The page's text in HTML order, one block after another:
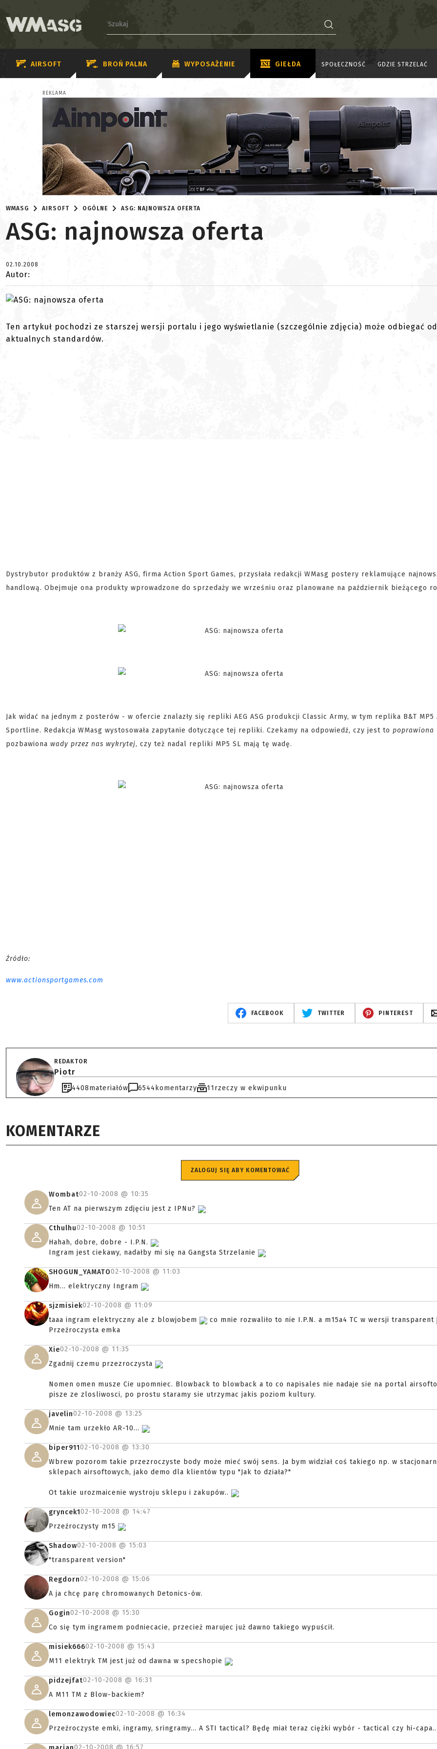
AIRSOFT BROŃ PALNA WYPOSAŻENIE GIEŁDA SPOŁECZNOŚĆ GDZIE STRZELAĆ
REKLAMA
WMASG AIRSOFT OGÓLNE ASG: NAJNOWSZA OFERTA
ASG: najnowsza oferta
02.10.2008
Autor:
Ten artykuł pochodzi ze starszej wersji portalu i jego wyświetlanie (szczególnie zdjęcia) może odbiegać od
aktualnych standardów.
Dystrybutor produktów z branży ASG, firma Action Sport Games, przysłała redakcji WMasg postery reklamujące
handlową. Obejmuje ona produkty wprowadzone do sprzedaży we wrześniu oraz planowane na październik bieżącego
Jak widać na jednym z posterów - w ofercie znalazły się repliki AEG ASG produkcji Classic Army, w tym replika B&T MP5
Sportline. Redakcja WMasg wystosowała zapytanie dotyczące tej repliki. Czekamy na odpowiedź, czy jest to poprawiona
pozbawiona wady przez nas wykrytej, czy też nadal repliki MP5 SL mają tę wadę.
Źródło:
www.actionsportgames.com
FACEBOOK TWITTER PINTEREST
REDAKTOR
Piotr
4408materiałów 6544 komentarzy 11rzeczy w ekwipunku
KOMENTARZE
ZALOGUJ SIĘ ABY KOMENTOWAĆ
Wombat02-10-2008 @ 10:35
Ten AT na pierwszym zdjęciu jest z IPNu?
Cthulhu02-10-2008 @ 10:51
Hahah, dobre, dobre - I.P.N.
Ingram jest ciekawy, nadałby mi się na Gangsta Strzelanie
SHOGUN_YAMATO02-10-2008 @ 11:03
Hm... elektryczny Ingram
sjzmisiek02-10-2008 @ 11:09
taaa ingram elektryczny ale z blowjobem
co mnie rozwaliło to nie I.P.N. a m15a4 TC w wersji transparent
Przeźroczysta emka
Xie02-10-2008 @ 11:35
Zgadnij czemu przezroczysta
Nomen omen musze Cie upomniec. Blowback to blowback a to co napisales nie nadaje sie na portal
pisze ze zlosliwosci, po prostu staramy sie utrzymac jakis poziom kultury.
javelin02-10-2008 @ 13:25
Mnie tam urzekło AR-10...
biper91102-10-2008 @ 13:30
Wbrew pozorom takie przezroczyste body może mieć swój sens. Ja bym widział coś takiego np. w
sklepach airsoftowych, jako demo dla klientów typu "Jak to działa?"
Ot takie urozmaicenie wystroju sklepu i zakupów..
gryncek102-10-2008 @ 14:47
Przeźroczysty m15
Shadow02-10-2008 @ 15:03
"transparent version"
Regdorn02-10-2008 @ 15:06
A ja chcę parę chromowanych Detonics-ów.
Gogin02-10-2008 @ 15:30
Co się tym ingramem podniecacie, przecież marujec już dawno takiego wypuścił.
misiek66602-10-2008 @ 15:43
M11 elektryk TM jest już od dawna w specshopie
pidzejfat02-10-2008 @ 16:31
A M11 TM z Blow-backiem?
lemonzawodowiec02-10-2008 @ 16:34
Przeźroczyste emki, ingramy, sringramy... A STI tactical? Będę miał teraz ciężki wybór - tactical czy hi-